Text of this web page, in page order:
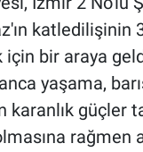
katledilişinin
için bir araya
yaşama,
güçler
rağmen